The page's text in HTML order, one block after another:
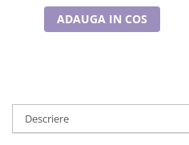
Cadouri pentru Doctori
Cadouri pentru Sfânta Maria
ADAUGA IN COS
Descriere